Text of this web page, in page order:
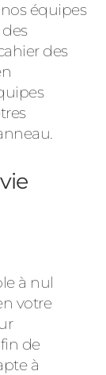
équipes
des
à nul
votre
de
à